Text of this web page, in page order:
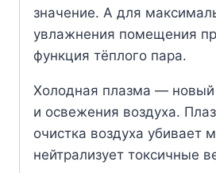
значение. А для
увлажнения помещения
функция тёплого пара.
Холодная плазма — новый
и освежения воздуха.
очистка воздуха убивает
нейтрализует токсичные